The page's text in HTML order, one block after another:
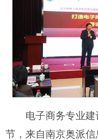
电子商务专业
节，来自南京奥派